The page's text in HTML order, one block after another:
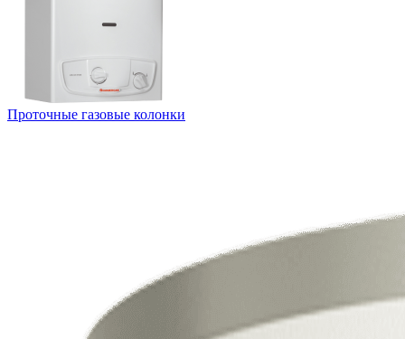
Проточные газовые колонки